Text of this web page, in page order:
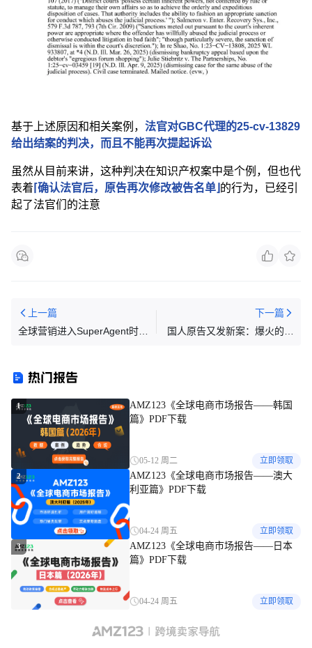
基于上述原因和相关案例， 法官对GBC代理的25-cv-13829
给出结案的判决，而且不能再次提起诉讼
虽然从目前来讲，这种判决在知识产权案中是个例，但也代
表着 ⌈确认法官后，原告再次修改被告名单 的行为，已经引
起了法官们的注意
上一篇
全球营销进入SuperAgent时
下一篇
国人原告又发新案：爆火的钻
热门报告
1
AMZ123《全球电商市场报告——韩国
篇》PDF下载
05-12 周二 立即领取
2
AMZ123《全球电商市场报告——澳大
利亚篇》PDF下载
04-24 周五 立即领取
3
AMZ123《全球电商市场报告——日本
篇》PDF下载
04-24 周五 立即领取